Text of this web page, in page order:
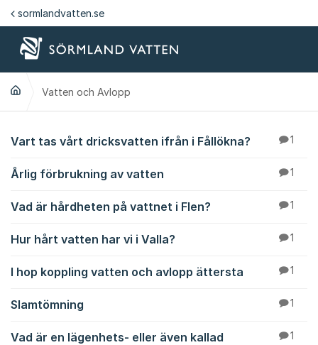
Hoppa till innehåll
sormlandvatten.se
Vatten och Avlopp
Vatten och Avlopp
Vart tas vårt dricksvatten ifrån i Fållökna? 1
Årlig förbrukning av vatten 1
Vad är hårdheten på vattnet i Flen? 1
Hur hårt vatten har vi i Valla? 1
I hop koppling vatten och avlopp ättersta 1
Slamtömning 1
Vad är en lägenhets- eller även kallad
1